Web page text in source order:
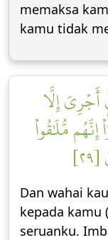
memaksa
kamu tidak
إِلَّا
إِنَّهُم مُّلَٰقُواْ
Dan wahai
kepada kamu
seruanku.